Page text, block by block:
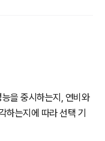
을 중시하는지, 연비와
하는지에 따라 선택 기